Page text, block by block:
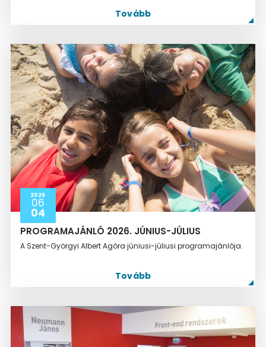
Tovább
2026
06
04
PROGRAMAJÁNLÓ 2026. JÚNIUS-JÚLIUS
A Szent-Györgyi Albert Agóra júniusi-júliusi programajánlója.
Tovább